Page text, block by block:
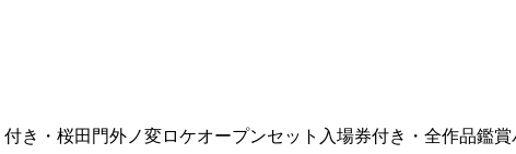
き・桜田門外ノ変ロケオープンセット入場券付き・全作品鑑賞